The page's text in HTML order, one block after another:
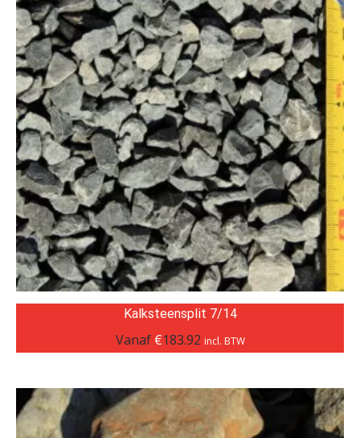
Kalksteensplit 7/14
Vanaf €183.92 incl. BTW